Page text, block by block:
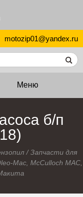
motozip01@yandex.ru
Меню
б/п
/Запчасти для
Mac, McCulloch MAC,